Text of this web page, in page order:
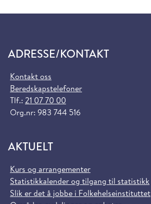
ADRESSE/KONTAKT
Kontakt oss
Beredskapstelefoner
Tlf.: 21 07 70 00
Org.nr: 983 744 516
AKTUELT
Kurs og arrangementer
Statistikkalender og tilgang til statistikk
Slik er det å jobbe i Folkehelseinstituttet